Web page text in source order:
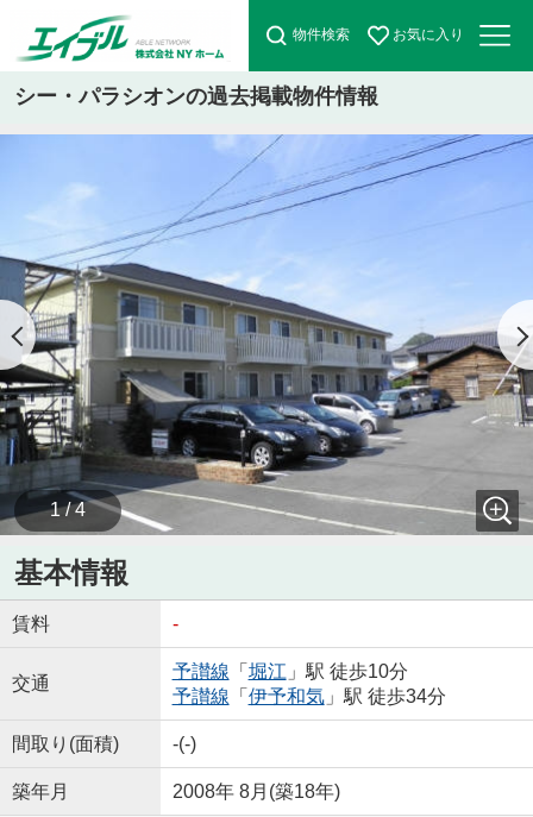
物件検索 お気に入り
シー・パラシオンの過去掲載物件情報
1 / 4
基本情報
賃料 -
交通
予讃線 「 堀江 」駅 徒歩10分
予讃線 「 伊予和気」駅 徒歩34分
間取り(面積) -(-)
築年月 2008年 8月(築18年)